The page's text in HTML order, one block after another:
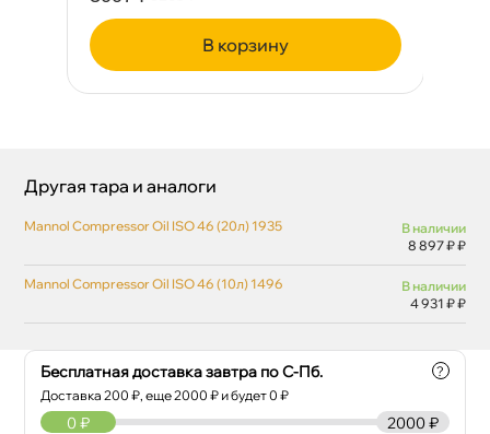
корзину
Бесплатная доставка завтра по С-Пб.
Доставка200 ₽, еще2000 ₽ и будет 0 ₽
?
2000 ₽
0 ₽
Другая тара и аналоги
Mannol Compressor Oil ISO 46 (20л) 1935
наличии
8 897 ₽ ₽
Mannol Compressor Oil ISO 46 (10л) 1496
наличии
4 931 ₽ ₽